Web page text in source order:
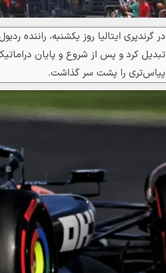
در گرندپری ایتالیا روز یکشنبه، راننده
تبدیل کرد و پس از شروع و پایان
پیاس‌تری را پشت سر گذاشت.